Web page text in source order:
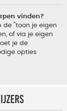
vinden?
de "toon je eigen
of via je eigen
je de
opties